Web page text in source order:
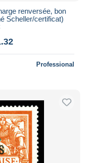
renversée, bon
Scheller/certificat)
Professional